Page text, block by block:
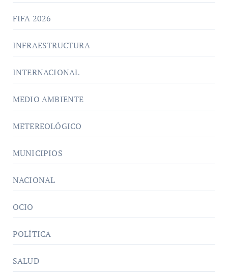
FIFA 2026
INFRAESTRUCTURA
INTERNACIONAL
MEDIO AMBIENTE
METEREOLÓGICO
MUNICIPIOS
NACIONAL
OCIO
POLÍTICA
SALUD